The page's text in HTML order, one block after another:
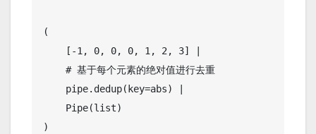
(
    [-1, 0, 0, 0, 1, 2, 3] |
    # 基于每个元素的绝对值进行去重
    pipe.dedup(key=abs) |
    Pipe(list)